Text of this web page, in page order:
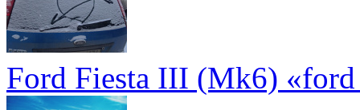
Ford Fiesta III (Mk6) «ford